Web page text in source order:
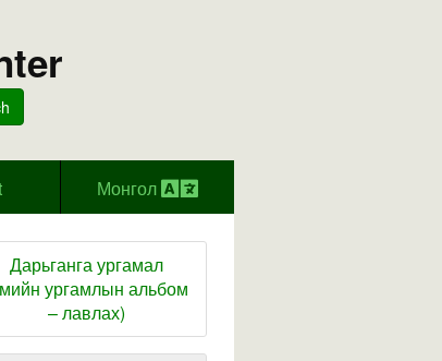
Монгол
Дарьганга ургамал
ургамлын альбом
– лавлах)